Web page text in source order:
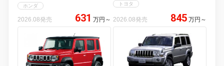
ホンダ
2026.08発売 631 万円 ～
トヨタ
2026.08発売 845 万円 ～